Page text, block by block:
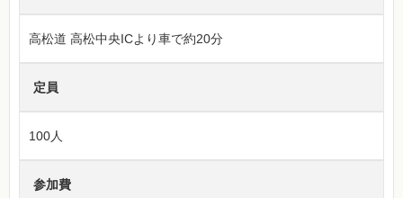
高松道 高松中央ICより車で約20分
定員
100人
参加費